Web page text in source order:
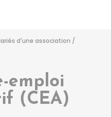
d'une association /
emploi
(CEA)